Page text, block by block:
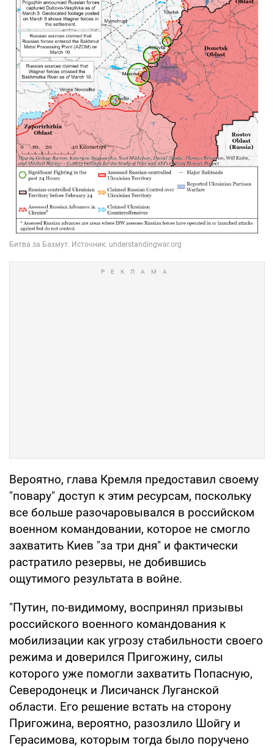
Вероятно, глава Кремля предоставил своему
"повару" доступ к этим ресурсам, поскольку
все больше разочаровывался в российском
военном командовании, которое не смогло
захватить Киев "за три дня" и фактически
растратило резервы, не добившись
ощутимого результата в войне.
"Путин, по-видимому, воспринял призывы
российского военного командования к
мобилизации как угрозу стабильности своего
режима и доверился Пригожину, силы
которого уже помогли захватить Попасную,
Северодонецк и Лисичанск Луганской
области. Его решение встать на сторону
Пригожина, вероятно, разозлило Шойгу и
Герасимова, которым тогда было поручено